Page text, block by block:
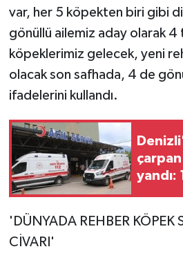
var, her 5 köpekten biri gibi
gönüllü ailemiz aday olarak 4
köpeklerimiz gelecek, yeni
olacak son safhada, 4 de
ifadelerini kullandı.
yandı:
'DÜNYADA REHBER KÖPEK
CİVARI'